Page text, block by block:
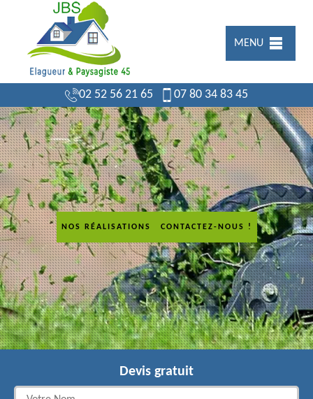
MENU
02 52 56 21 65 07 80 34 83 45
NOS RÉALISATIONS CONTACTEZ-NOUS !
Devis gratuit